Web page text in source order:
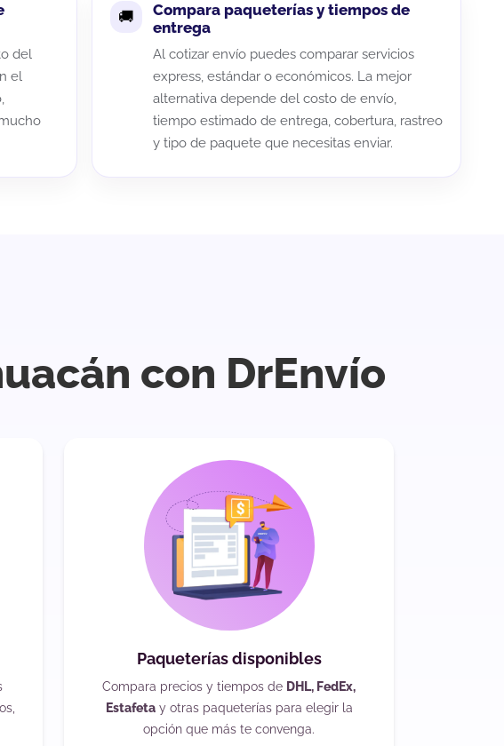
del
el
Compara paqueterías y tiempos de
entrega
Al cotizar envío puedes comparar servicios
express, estándar o económicos. La mejor
alternativa depende del costo de envío,
tiempo estimado de entrega, cobertura, rastreo
y tipo de paquete que necesitas enviar.
con DrEnvío
Paqueterías disponibles
Compara precios y tiempos de DHL, FedEx,
Estafetay otras paqueterías para elegir la
opción que más te convenga.